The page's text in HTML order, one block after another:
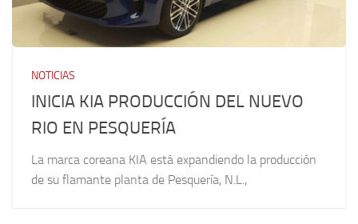
NOTICIAS
INICIA KIA PRODUCCIÓN DEL NUEVO
RIO EN PESQUERÍA
La marca coreana KIA está expandiendo la producción
de su flamante planta de Pesquería, N.L.,